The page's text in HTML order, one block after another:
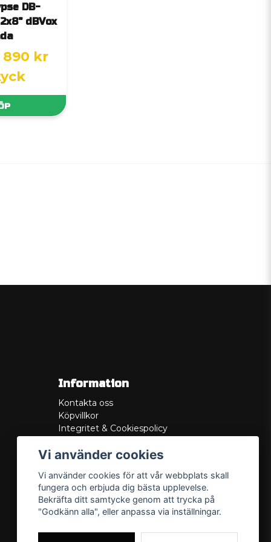
DB-
dBVox
kr
Information
Kontakta oss
Köpvillkor
Integritet & Cookiespolicy
Service/Garanti
Lådritning
Om oss
Vi använder cookies
Vi använder cookies för att vår webbplats skall
fungera och erbjuda dig bästa upplevelse.
Bekräfta ditt samtycke genom att trycka på
"Godkänn alla", eller anpassa via inställningar.